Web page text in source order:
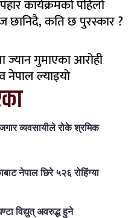
कार्यक्रमको पहिलो
छानिदै, कति छ पुरस्कार ?
ज्यान गुमाएका आरोही
नेपाल ल्याइयो
व्यवसायीले रोके श्रमिक
नेपाल छिरे ५२६ रोहिंग्या
विद्युत् अवरुद्ध हुने